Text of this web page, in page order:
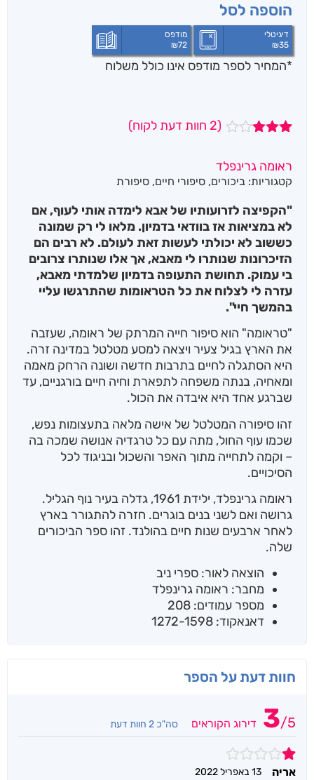
הוספה לסל
דיגיטלי
₪35
מודפס
₪72
*המחיר לספר מודפס אינו כולל משלוח
מתוך 5
מבוסס
דירוגים
של
לקוחות
(
2 חוות דעת לקוח)
ראומה גרינפלד
קטגוריות: ביכורים, סיפורי חיים, סיפורת
"הקפיצה לזרועותיו של אבא לימדה אותי לעוף, אם
לא במציאות אז בוודאי בדמיון. מלאו לי רק שמונה
כששוב לא יכולתי לעשות זאת לעולם. לא רבים הם
הזיכרונות שנותרו לי מאבא, אך אלו שנותרו צרובים
בי עמוק. תחושת התעופה בדמיון שלמדתי מאבא,
עזרה לי לצלוח את כל הטראומות שהתרגשו עליי
בהמשך חיי".
"טראומה" הוא סיפור חייה המרתק של ראומה, שעזבה
את הארץ בגיל צעיר ויצאה למסע מטלטל במדינה זרה.
היא הסתגלה לחיים בתרבות חדשה ושונה הרחק מאמה
ומאחיה, בנתה משפחה לתפארת וחיה חיים בורגניים, עד
שברגע אחד היא איבדה את הכול.
זהו סיפורה המטלטל של אישה מלאה בתעצומות נפש,
שכמו עוף החול, מתה עם כל טרגדיה אנושה שמכה בה
– וקמה לתחייה מתוך האפר והשכול ובניגוד לכל
הסיכויים.
ראומה גרינפלד, ילידת 1961, גדלה בעיר נוף הגליל.
גרושה ואם לשני בנים בוגרים. חזרה להתגורר בארץ
לאחר ארבעים שנות חיים בהולנד. זהו ספר הביכורים
שלה.
הוצאה לאור: ספרי ניב
מחבר: ראומה גרינפלד
מספר עמודים: 208
דאנאקוד: 1272-1598
חוות דעת על הספר
3/5 דירוג הקוראים סה"כ 2 חוות דעת
1
אריה
13 באפריל 2022